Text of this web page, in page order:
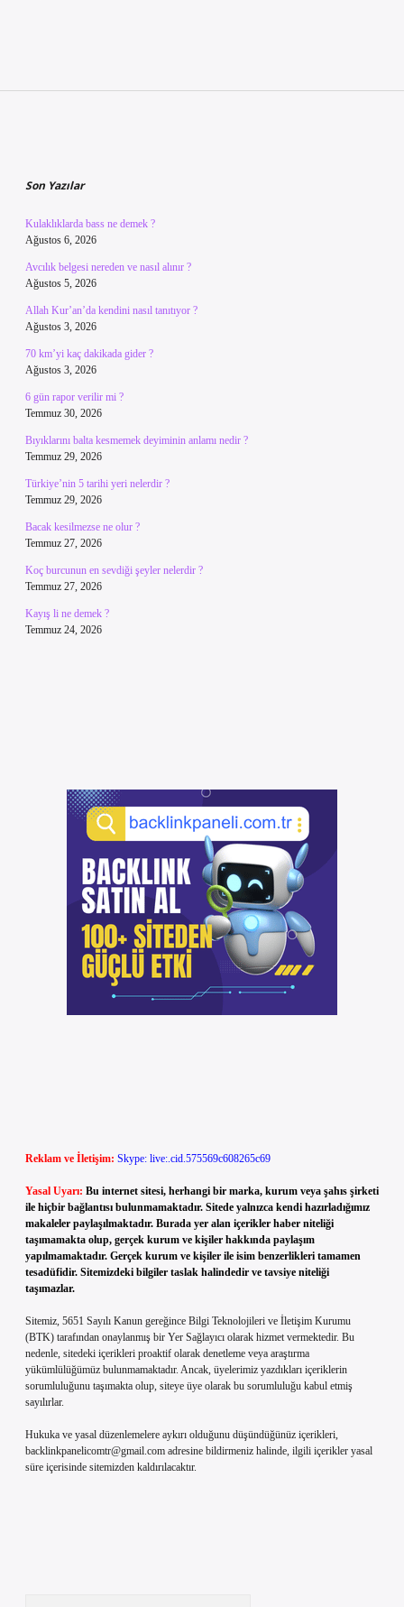
Son Yazılar
Kulaklıklarda bass ne demek ?
Ağustos 6, 2026
Avcılık belgesi nereden ve nasıl alınır ?
Ağustos 5, 2026
Allah Kur’an’da kendini nasıl tanıtıyor ?
Ağustos 3, 2026
70 km’yi kaç dakikada gider ?
Ağustos 3, 2026
6 gün rapor verilir mi ?
Temmuz 30, 2026
Bıyıklarını balta kesmemek deyiminin anlamı nedir ?
Temmuz 29, 2026
Türkiye’nin 5 tarihi yeri nelerdir ?
Temmuz 29, 2026
Bacak kesilmezse ne olur ?
Temmuz 27, 2026
Koç burcunun en sevdiği şeyler nelerdir ?
Temmuz 27, 2026
Kayış li ne demek ?
Temmuz 24, 2026
Reklam ve İletişim: Skype: live:.cid.575569c608265c69
Yasal Uyarı: Bu internet sitesi, herhangi bir marka, kurum veya şahıs şirketi
ile hiçbir bağlantısı bulunmamaktadır. Sitede yalnızca kendi hazırladığımız
makaleler paylaşılmaktadır. Burada yer alan içerikler haber niteliği
taşımamakta olup, gerçek kurum ve kişiler hakkında paylaşım
yapılmamaktadır. Gerçek kurum ve kişiler ile isim benzerlikleri tamamen
tesadüfidir. Sitemizdeki bilgiler taslak halindedir ve tavsiye niteliği
taşımazlar.
Sitemiz, 5651 Sayılı Kanun gereğince Bilgi Teknolojileri ve İletişim Kurumu
(BTK) tarafından onaylanmış bir Yer Sağlayıcı olarak hizmet vermektedir. Bu
nedenle, sitedeki içerikleri proaktif olarak denetleme veya araştırma
yükümlülüğümüz bulunmamaktadır. Ancak, üyelerimiz yazdıkları içeriklerin
sorumluluğunu taşımakta olup, siteye üye olarak bu sorumluluğu kabul etmiş
sayılırlar.
Hukuka ve yasal düzenlemelere aykırı olduğunu düşündüğünüz içerikleri,
backlinkpanelicomtr@gmail.com adresine bildirmeniz halinde, ilgili içerikler yasal
süre içerisinde sitemizden kaldırılacaktır.